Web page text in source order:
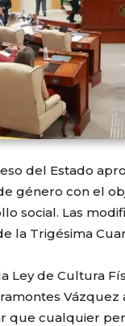
del Estado
género con el
social. Las
la Trigésima
Ley de Cultura
que cualquier